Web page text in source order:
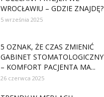
WROCŁAWIU – GDZIE ZNAJDĘ?
5 września 2025
5 OZNAK, ŻE CZAS ZMIENIĆ
GABINET STOMATOLOGICZNY
– KOMFORT PACJENTA MA...
26 czerwca 2025